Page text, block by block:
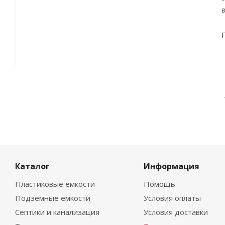
Каталог
Пластиковые емкости
Подземные емкости
Септики и канализация
Информация
Помощь
Условия оплаты
Условия доставки